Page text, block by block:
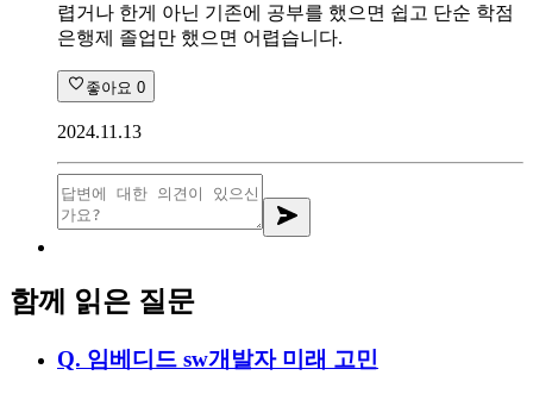
렵거나 한게 아닌 기존에 공부를 했으면 쉽고 단순 학점
은행제 졸업만 했으면 어렵습니다.
좋아요 0
2024.11.13
함께 읽은 질문
Q. 임베디드 sw개발자 미래 고민